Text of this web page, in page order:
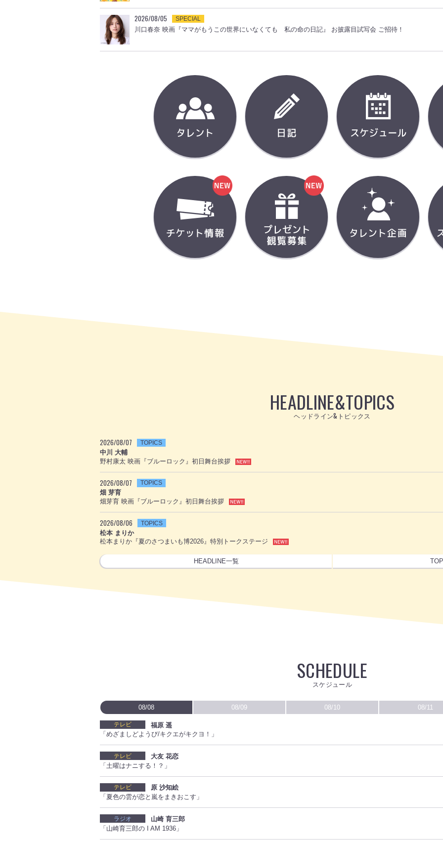
2026/08/05 SPECIAL
川口春奈 映画『ママがもうこの世界にいなくても 私の命の日記』 お披露目試写会 ご招待！
スケジ
チケット情報 プレゼント観覧募集 タレン
HEADLINE&TOPICS
ヘッドライン&トピックス
2026/08/07 TOPICS
中川 大輔
野村康太 映画『ブルーロック』初日舞台挨拶
2026/08/07 TOPICS
畑 芽育
畑芽育 映画『ブルーロック』初日舞台挨拶
2026/08/06 TOPICS
松本 まりか
松本まりか『夏のさつまいも博2026』特別トークステージ
HEADLINE一覧
SCHEDULE
スケジュール
08/08 08/09 08/10 08/11
テレビ
福原 遥
「めざましどようび/キクエがキクヨ！」
テレビ
大友 花恋
「土曜はナニする！？」
テレビ
原 沙知絵
「夏色の雲が恋と嵐をまきおこす」
ラジオ
山崎 育三郎
「山崎育三郎の I AM 1936」